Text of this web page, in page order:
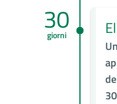
30
giorni